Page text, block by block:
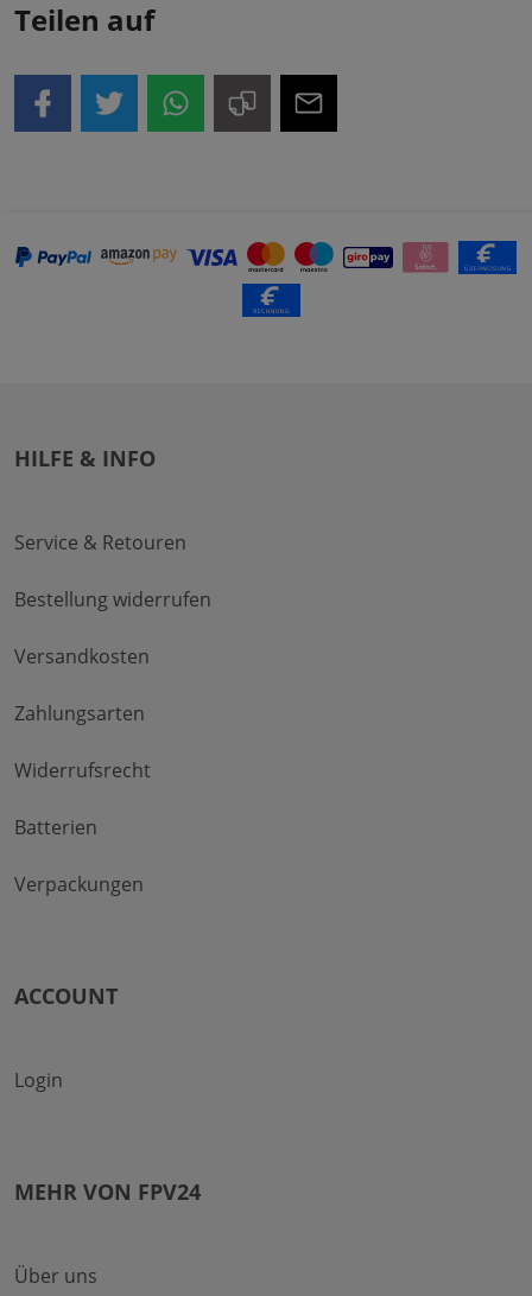
Teilen auf
HILFE & INFO
Service & Retouren
Bestellung widerrufen
Versandkosten
Zahlungsarten
Widerrufsrecht
Batterien
Verpackungen
ACCOUNT
Login
MEHR VON FPV24
Über uns